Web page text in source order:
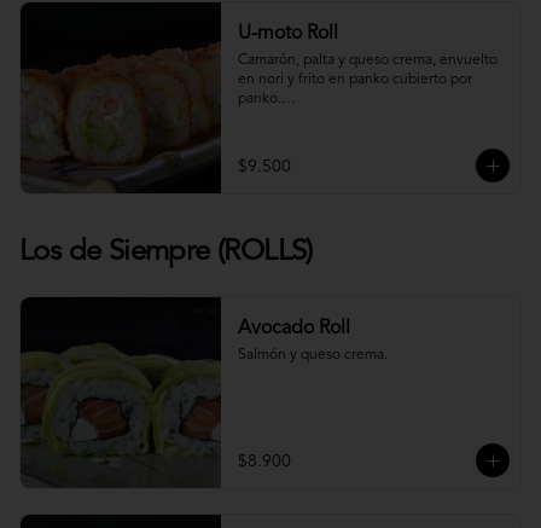
U-moto Roll
Camarón, palta y queso crema, envuelto
en nori y frito en panko cubierto por
panko.
$9.500
Los de Siempre (ROLLS)
Avocado Roll
Salmón y queso crema.
$8.900